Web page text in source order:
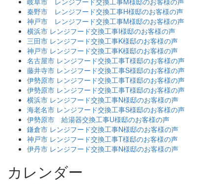
秦野市 レンジフード交換工事H様邸のお客様の声
神戸市 レンジフード交換工事M様邸のお客様の声
横浜市 レンジフード交換工事I様邸のお客様の声
三田市 レンジフード交換工事K様邸のお客様の声
神戸市 レンジフード交換工事K様邸のお客様の声
名古屋市 レンジフード交換工事T様邸のお客様の声
藤井寺市 レンジフード交換工事S様邸のお客様の声
伊勢原市 レンジフード交換工事T様邸のお客様の声
伊勢原市 レンジフード交換工事T様邸のお客様の声
横浜市 レンジフード交換工事N様邸のお客様の声
海老名市 レンジフード交換工事S様邸のお客様の声
伊勢原市 給湯器交換工事U様邸のお客様の声
鎌倉市 レンジフード交換工事N様邸のお客様の声
神戸市 レンジフード交換工事T様邸のお客様の声
伊丹市 レンジフード交換工事N様邸のお客様の声
カレンダー